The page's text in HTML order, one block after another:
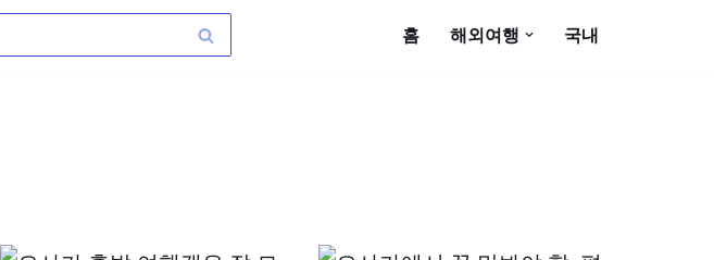
홈 해외여행 국내